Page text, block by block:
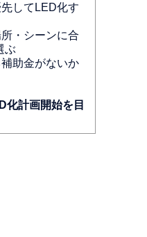
してLED化す
・シーンに合
ぶ
助金がないか
化計画開始を目